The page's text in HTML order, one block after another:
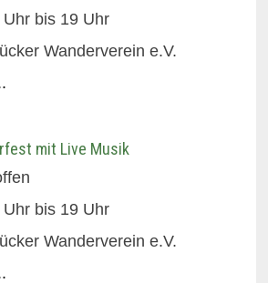
bis 19 Uhr
Wanderverein e.V.
mit Live Musik
bis 19 Uhr
Wanderverein e.V.